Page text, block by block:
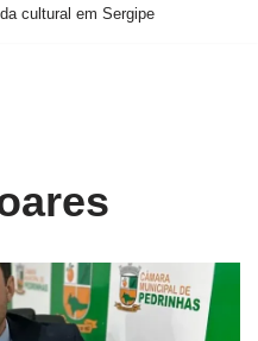
cultural em Sergipe